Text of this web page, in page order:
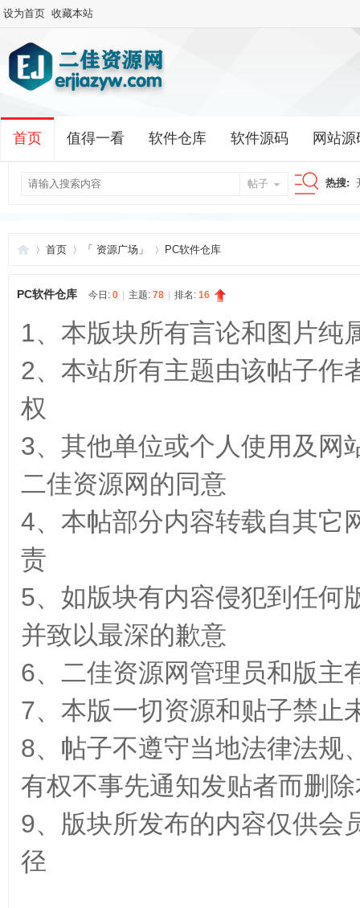
设为首页 收藏本站
首页 值得一看 软件仓库 软件源码 网站源
帖子 热搜:
佳
资
首页 「 资源广场」
›
PC软件仓库
PC软件仓库 今日: 0 主题: 78 排名: 16
1、本版块所有言论和图片纯
2、本站所有主题由该帖子作
权
3、其他单位或个人使用及网
二佳资源网的同意
4、本帖部分内容转载自其它
责
5、如版块有内容侵犯到任何
并致以最深的歉意
6、二佳资源网管理员和版主
7、本版一切资源和贴子禁止
8、帖子不遵守当地法律法规
有权不事先通知发贴者而删
9、版块所发布的内容仅供会
径